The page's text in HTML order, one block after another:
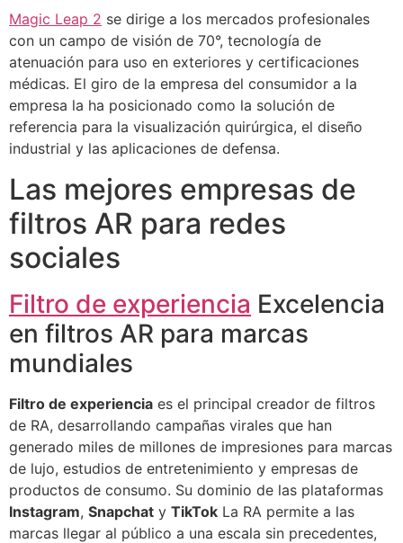
Magic Leap 2 se dirige a los mercados profesionales
con un campo de visión de 70°, tecnología de
atenuación para uso en exteriores y certificaciones
médicas. El giro de la empresa del consumidor a la
empresa la ha posicionado como la solución de
referencia para la visualización quirúrgica, el diseño
industrial y las aplicaciones de defensa.
Las mejores empresas de
filtros AR para redes
sociales
Filtro de experiencia Excelencia
en filtros AR para marcas
mundiales
Filtro de experiencia es el principal creador de filtros
de RA, desarrollando campañas virales que han
generado miles de millones de impresiones para marcas
de lujo, estudios de entretenimiento y empresas de
productos de consumo. Su dominio de las plataformas
Instagram, Snapchat y TikTok La RA permite a las
marcas llegar al público a una escala sin precedentes,